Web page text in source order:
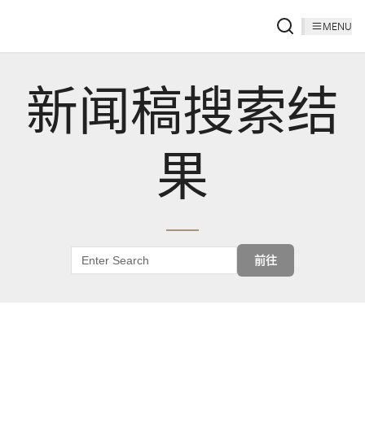
MENU
新闻稿搜索结
果
前往